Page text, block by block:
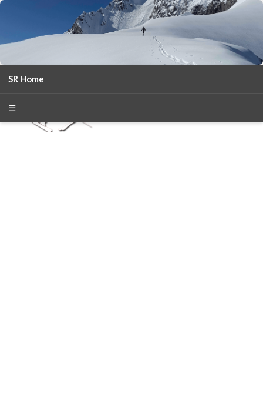
SR Home
☰